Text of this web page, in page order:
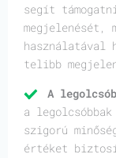
segít
megjelenését,
használatával
telibb
A
a
szigorú
értéket